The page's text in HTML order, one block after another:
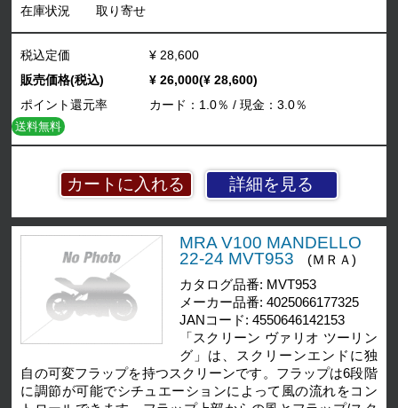
在庫状況 取り寄せ
詳細を見る
税込定価
¥ 28,600
販売価格(税込)
¥ 26,000(¥ 28,600)
ポイント還元率
カード：1.0％ / 現金：3.0％
送料無料
MRA V100 MANDELLO
22-24 MVT953
(ＭＲＡ)
カタログ品番: MVT953
メーカー品番: 4025066177325
JANコード: 4550646142153
「スクリーン ヴァリオ ツーリン
グ」は、スクリーンエンドに独
自の可変フラップを持つスクリーンです。フラップは6段階
に調節が可能でシチュエーションによって風の流れをコン